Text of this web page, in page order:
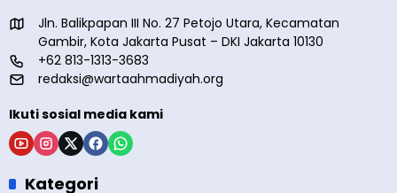
Jln. Balikpapan III No. 27 Petojo Utara, Kecamatan
Gambir, Kota Jakarta Pusat – DKI Jakarta 10130
+62 813-1313-3683
redaksi@wartaahmadiyah.org
Ikuti sosial media kami
Kategori